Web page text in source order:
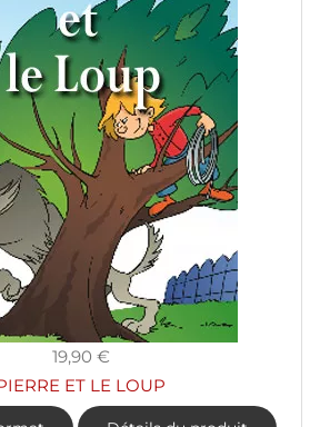
19,90 €
ET LE LOUP